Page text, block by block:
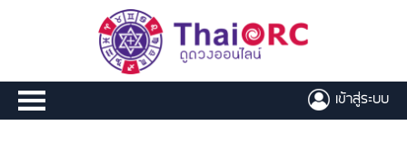
เข้าสู่ระบบ